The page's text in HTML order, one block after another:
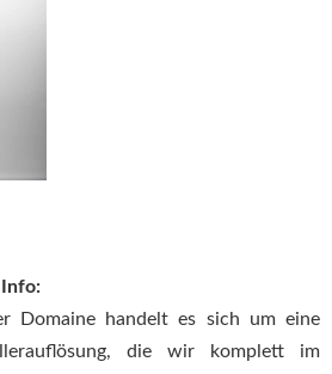
Info:
Domaine handelt es sich um eine
die wir komplett im